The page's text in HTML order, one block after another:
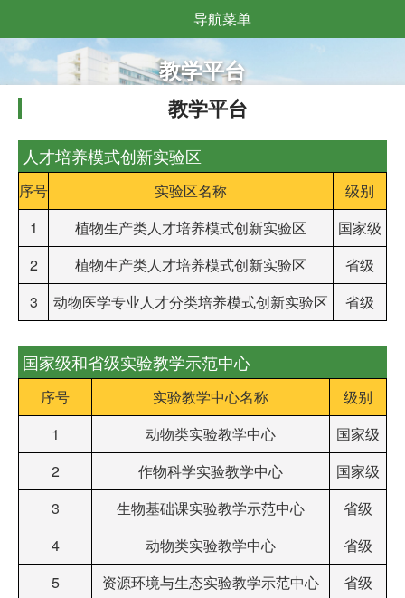
导航菜单
教学平台
教学平台
人才培养模式创新实验区
序号 实验区名称
级别
1
植物生产类人才培养模式创新实验区
国家级
2
植物生产类人才培养模式创新实验区
省级
3
动物医学专业人才分类培养模式创新实验区 省级
国家级和省级实验教学示范中心
序号 实验教学中心名称
级别
1
动物类实验教学中心
国家级
2
作物科学实验教学中心
国家级
3
生物基础课实验教学示范中心
省级
4
动物类实验教学中心
省级
5
资源环境与生态实验教学示范中心
省级